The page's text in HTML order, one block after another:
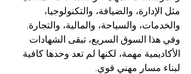
مثل الإدارة، والضيافة، والتكنولوجيا،
والخدمات، والسياحة، والمالية، والتجارة.
وفي هذا السوق السريع، تبقى الشهادات
الأكاديمية مهمة، لكنها لم تعد وحدها كافية
لبناء مسار مهني قوي.